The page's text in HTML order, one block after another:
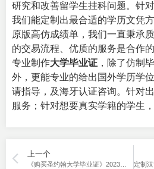
研究和改善留学生挂科问题。针
我们能定制出最合适的学历文凭
原版高仿成绩单，我们一直秉承
的交易流程、优质的服务是合作
专业制作大学毕业证 ，除了仿制
外，更能专业的给出国外学历学
请指导，及海牙认证咨询。针对
服务；针对想要真实学籍的学生
上一个